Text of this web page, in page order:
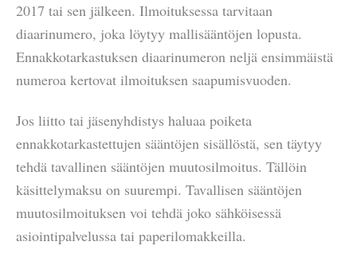
2017 tai sen jälkeen. Ilmoituksessa tarvitaan
diaarinumero, joka löytyy mallisääntöjen lopusta.
Ennakkotarkastuksen diaarinumeron neljä ensimmäistä
numeroa kertovat ilmoituksen saapumisvuoden.
Jos liitto tai jäsenyhdistys haluaa poiketa
ennakkotarkastettujen sääntöjen sisällöstä, sen täytyy
tehdä tavallinen sääntöjen muutosilmoitus. Tällöin
käsittelymaksu on suurempi. Tavallisen sääntöjen
muutosilmoituksen voi tehdä joko sähköisessä
asiointipalvelussa tai paperilomakkeilla.